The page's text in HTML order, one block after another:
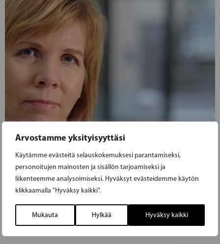
Arvostamme yksityisyyttäsi
Käytämme evästeitä selauskokemuksesi parantamiseksi,
personoitujen mainosten ja sisällön tarjoamiseksi ja
liikenteemme analysoimiseksi. Hyväksyt evästeidemme käytön
klikkaamalla ”Hyväksy kaikki”.
Mukauta Hylkää Hyväksy kaikki
09.05.2022